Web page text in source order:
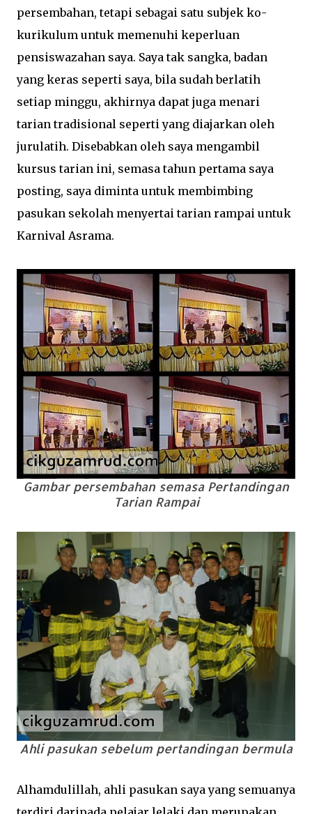
persembahan, tetapi sebagai satu subjek ko-
kurikulum untuk memenuhi keperluan
pensiswazahan saya. Saya tak sangka, badan
yang keras seperti saya, bila sudah berlatih
setiap minggu, akhirnya dapat juga menari
tarian tradisional seperti yang diajarkan oleh
jurulatih. Disebabkan oleh saya mengambil
kursus tarian ini, semasa tahun pertama saya
posting, saya diminta untuk membimbing
pasukan sekolah menyertai tarian rampai untuk
Karnival Asrama.
Gambar persembahan semasa Pertandingan
Tarian Rampai
Ahli pasukan sebelum pertandingan bermula
Alhamdulillah, ahli pasukan saya yang semuanya